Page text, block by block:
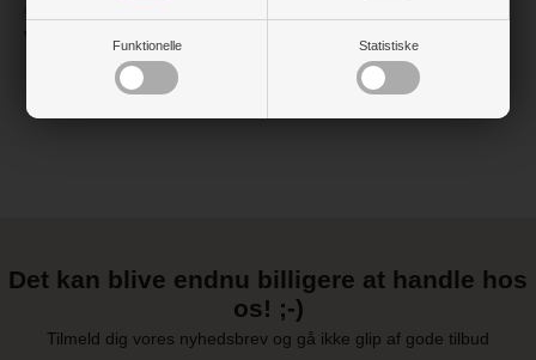
Funktionelle Statistiske
Varenr.: 10-10SN-2-3
Det kan blive endnu billigere at handle hos
os! ;-)
Tilmeld dig vores nyhedsbrev og gå ikke glip af gode tilbud